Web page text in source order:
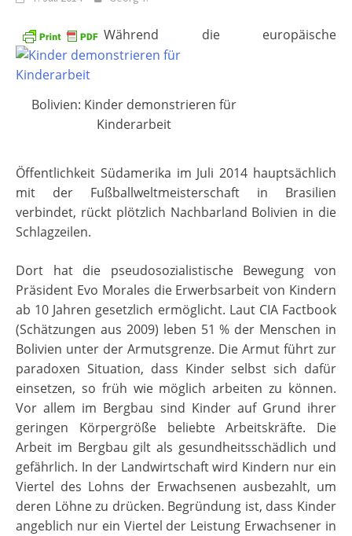
Bolivien: Kinder demonstrieren für
Kinderarbeit
Während die europäische
Öffentlichkeit Südamerika im Juli 2014 hauptsächlich
mit der Fußballweltmeisterschaft in Brasilien
verbindet, rückt plötzlich Nachbarland Bolivien in die
Schlagzeilen.
Dort hat die pseudosozialistische Bewegung von
Präsident Evo Morales die Erwerbsarbeit von Kindern
ab 10 Jahren gesetzlich ermöglicht. Laut CIA Factbook
(Schätzungen aus 2009) leben 51 % der Menschen in
Bolivien unter der Armutsgrenze. Die Armut führt zur
paradoxen Situation, dass Kinder selbst sich dafür
einsetzen, so früh wie möglich arbeiten zu können.
Vor allem im Bergbau sind Kinder auf Grund ihrer
geringen Körpergröße beliebte Arbeitskräfte. Die
Arbeit im Bergbau gilt als gesundheitsschädlich und
gefährlich. In der Landwirtschaft wird Kindern nur ein
Viertel des Lohns der Erwachsenen ausbezahlt, um
deren Löhne zu drücken. Begründung ist, dass Kinder
angeblich nur ein Viertel der Leistung Erwachsener in